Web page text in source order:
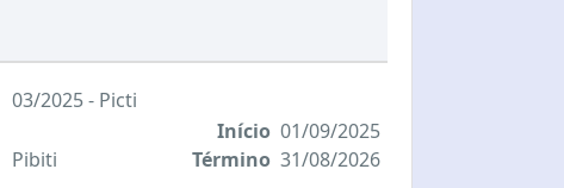
03/2025 - Picti
Pibiti
Início 01/09/2025
Término 31/08/2026